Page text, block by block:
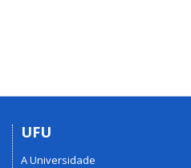
UFU
A Universidade